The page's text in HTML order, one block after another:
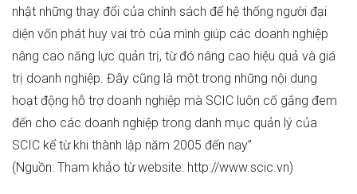
nhật những thay đổi của chính sách để hệ thống người đại
diện vốn phát huy vai trò của mình giúp các doanh nghiệp
nâng cao năng lực quản trị, từ đó nâng cao hiệu quả và giá
trị doanh nghiệp. Đây cũng là một trong những nội dung
hoạt động hỗ trợ doanh nghiệp mà SCIC luôn cố gắng đem
đến cho các doanh nghiệp trong danh mục quản lý của
SCIC kể từ khi thành lập năm 2005 đến nay”
(Nguồn: Tham khảo từ website: http://www.scic.vn)